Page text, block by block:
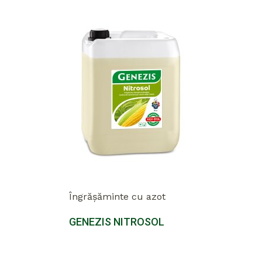
Îngrășăminte cu azot
GENEZIS NITROSOL